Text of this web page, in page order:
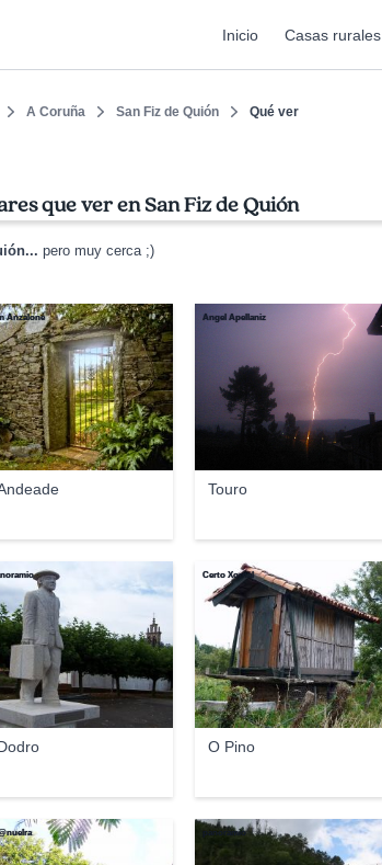
Inicio Casas rurales
A Coruña San Fiz de Quión Qué ver
que ver en San Fiz de Quión
pero muy cerca ;)
Anzalone
Touro
Angel Apellaniz
O Pino
Certo Xornal
panoramio